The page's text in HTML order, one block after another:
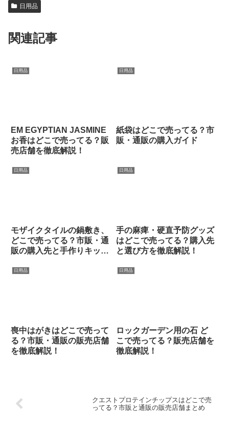
日用品
関連記事
日用品
EM EGYPTIAN JASMINE
お香はどこで売ってる？販
売店舗を徹底解説！
日用品
紙袋はどこで売ってる？市
販・通販の購入ガイド
日用品
モザイクタイルの鍋敷き、
どこで売ってる？市販・通
販の購入先と手作りキット
日用品
手の麻痺・硬直予防グッズ
はどこで売ってる？購入先
と選び方を徹底解説！
日用品
喪中はがきはどこで売って
る？市販・通販の販売店舗
を徹底解説！
日用品
ロックガーデン用の石 ど
こで売ってる？販売店舗を
徹底解説！
クエストプロテインチップスはどこで売
ってる？市販と通販の販売店舗まとめ